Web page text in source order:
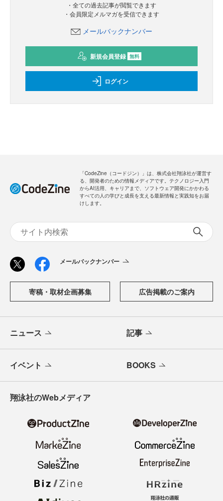
新規会員登録 無料
ログイン
からAI活用、キャリアまで、ソフトウェア開発にかかわる
すべての人の学びと成長を支える最新情報と実践知をお届
ニュース 記事
イベント BOOKS